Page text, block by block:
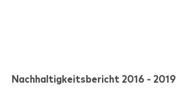
Nachhaltigkeitsbericht 2016 - 2019